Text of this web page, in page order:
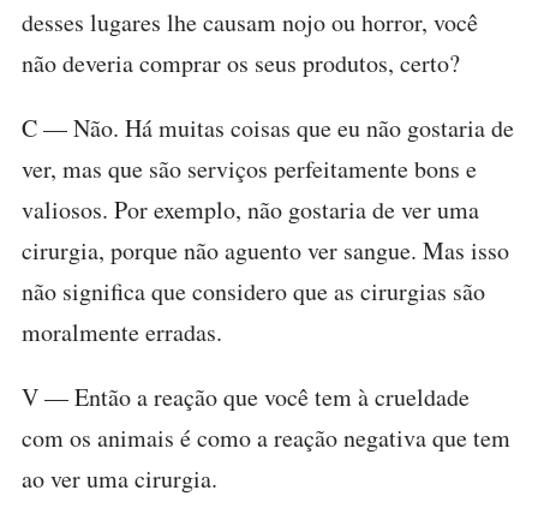
desses lugares lhe causam nojo ou horror, você
não deveria comprar os seus produtos, certo?
C — Não. Há muitas coisas que eu não gostaria de
ver, mas que são serviços perfeitamente bons e
valiosos. Por exemplo, não gostaria de ver uma
cirurgia, porque não aguento ver sangue. Mas isso
não significa que considero que as cirurgias são
moralmente erradas.
V — Então a reação que você tem à crueldade
com os animais é como a reação negativa que tem
ao ver uma cirurgia.